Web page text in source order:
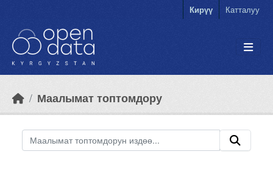
Кирүү Катталуу
Маалымат топтомдору